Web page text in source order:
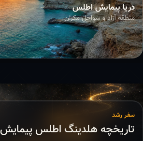
دریا پیمایش اطلس
منطقه آزاد و سواحل مکران
سفر رشد
تاریخچه هلدینگ اطلس پیمایش